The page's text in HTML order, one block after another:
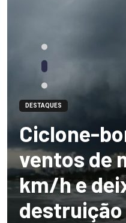
DESTAQUES
Ciclone-
ventos de
km/h e